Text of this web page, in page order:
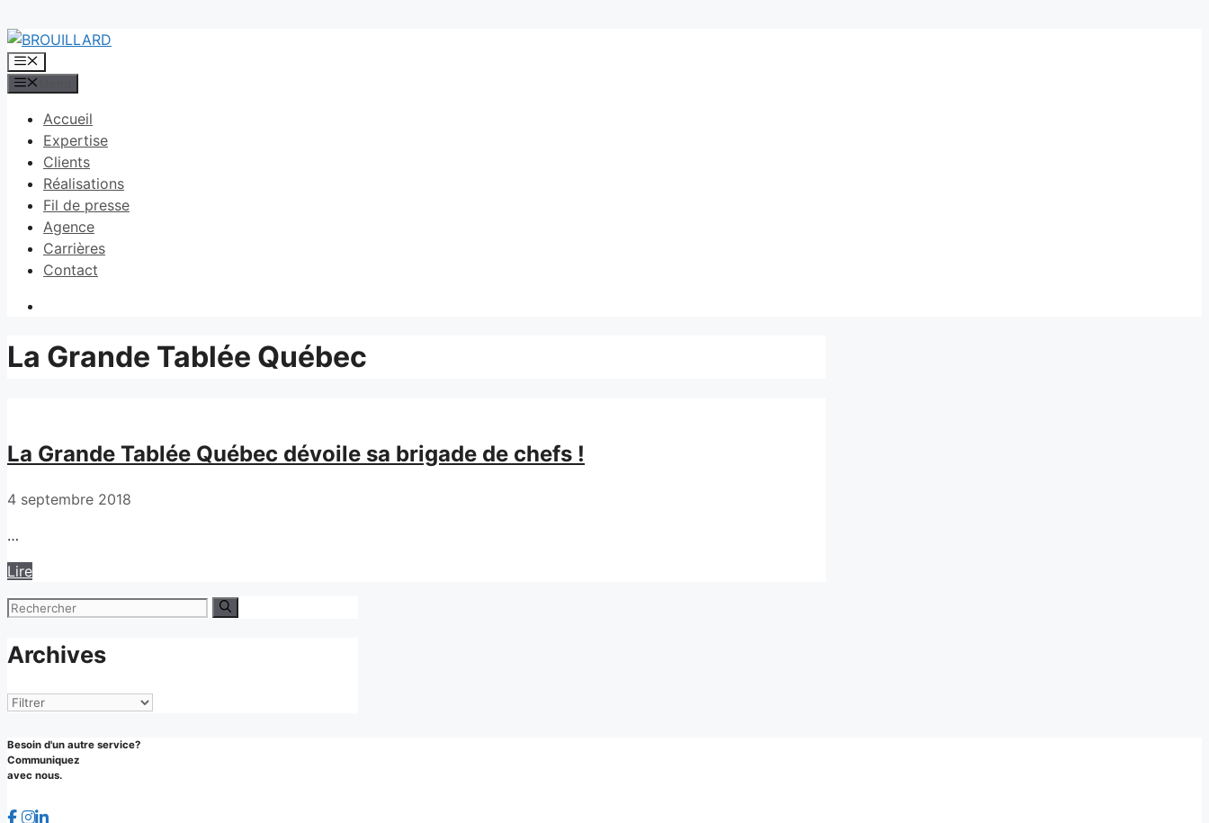
Aller
au
contenu
Menu
Accueil
Expertise
Clients
Réalisations
Fil de presse
Agence
Carrières
Contact
La Grande Tablée Québec
La Grande Tablée Québec dévoile sa brigade de chefs !
4 septembre 2018
…
Lire
Rechercher :
Archives
Archives
Besoin d'un autre service?
Communiquez
avec nous.